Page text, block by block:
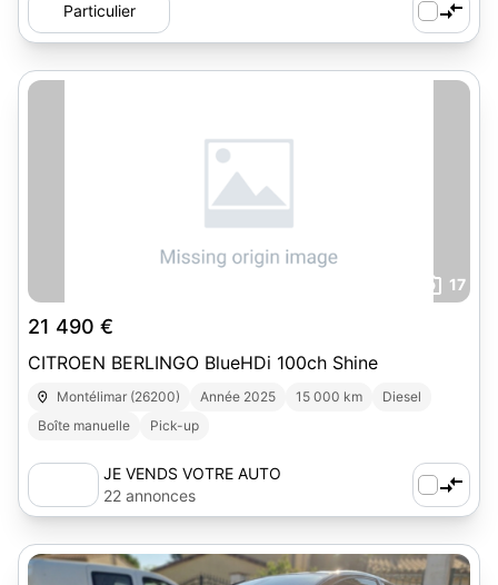
Particulier
17
21 490 €
CITROEN BERLINGO BlueHDi 100ch Shine
Montélimar (26200) Année 2025 15 000 km
Diesel
Boîte manuelle
Pick-up
JE VENDS VOTRE AUTO
22 annonces